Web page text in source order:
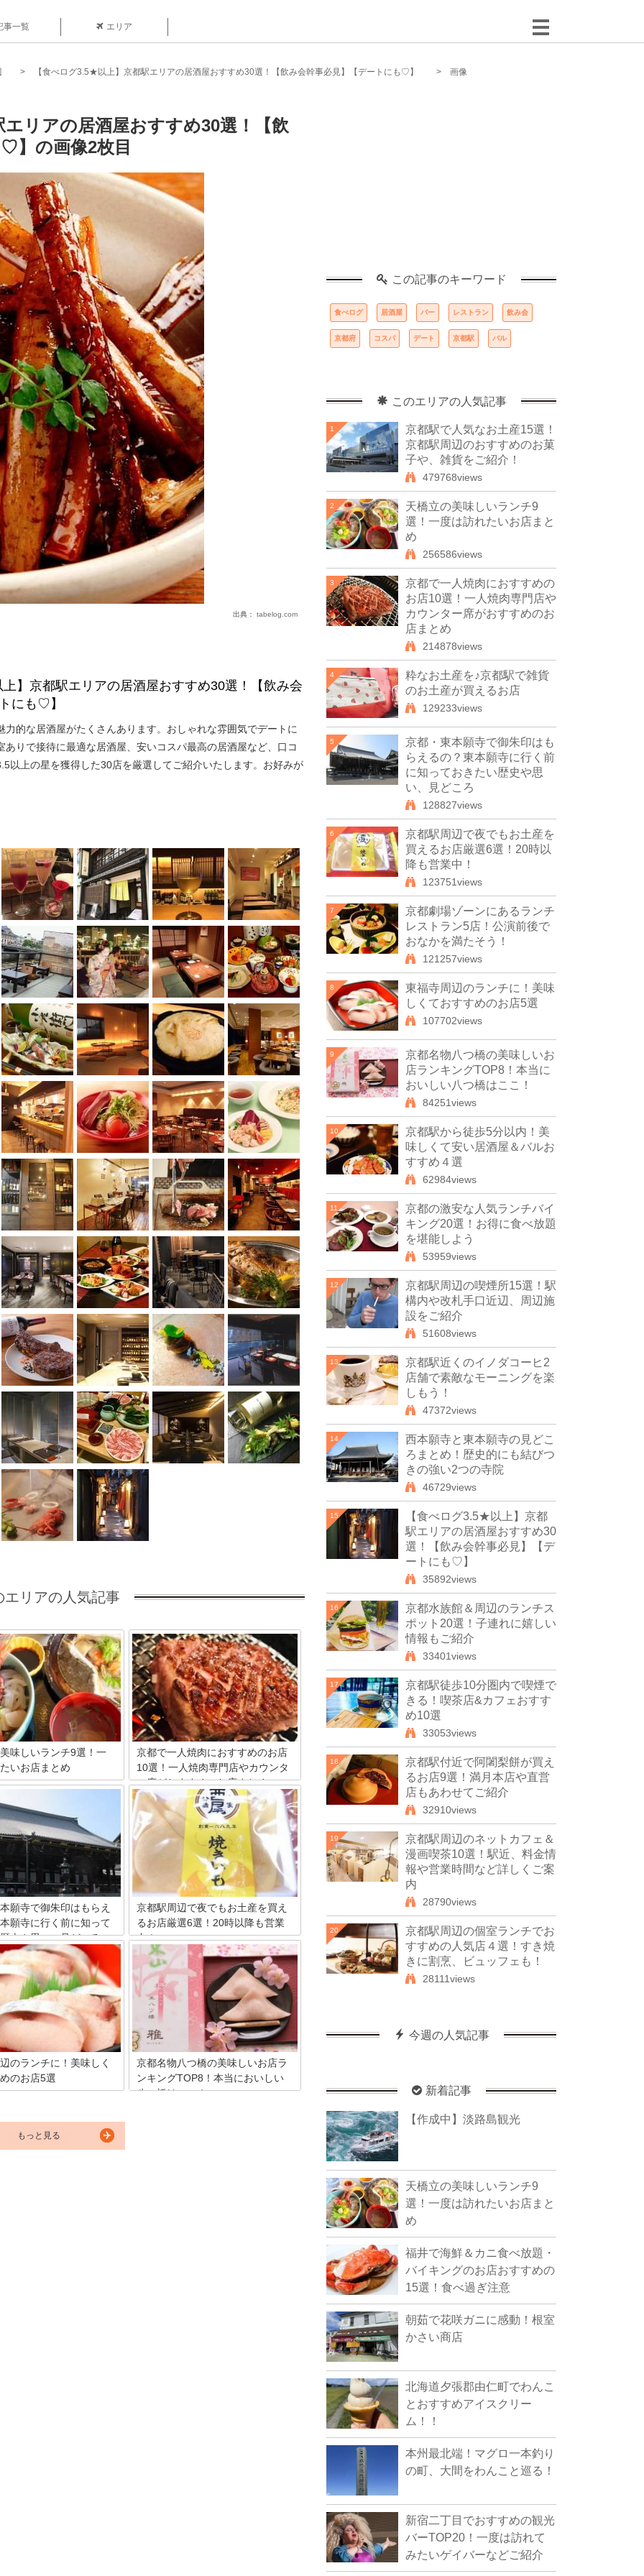
事一覧 エリア
【食べログ3.5★以上】京都駅エリアの居酒屋おすすめ30選！【飲み会幹事必見】【デートにも♡】 画像
リアの居酒屋おすすめ30選！【飲
】の画像2枚目
出典： tabelog.com
】京都駅エリアの居酒屋おすすめ30選！【飲み会
にも♡】
力的な居酒屋がたくさんあります。おしゃれな雰囲気でデートに
ありで接待に最適な居酒屋、安いコスパ最高の居酒屋など、口コ
以上の星を獲得した30店を厳選してご紹介いたします。お好みが
エリアの人気記事
味しいランチ9選！一
いお店まとめ
一つに数えられる天橋立。観
人気です。そんな人気観光
は美味しいランチを味わえ
くさん！そこで今回は、天橋
すすめの美味しいランチを楽
厳選してご紹介します。
京都で一人焼肉におすすめのお店
10選！一人焼肉専門店やカウンタ
ー席がおすすめのお店まとめ
日本有数の観光スポットの京都には、美
味しいグルメがたくさん！もちろん、リ
ーズナブルな価格で焼肉を楽しめるお
店、厳選された黒毛和牛を味わえるお
店、一人焼肉に特化した専門店など、
様々なスタイルのお店で一人焼肉を楽し
めます。ここでは、京都を訪れたら必ず
立ち寄りたい一人焼肉におすすめのお店
をご紹介します。
願寺で御朱印はもらえ
願寺に行く前に知って
史や思い、見どころ
神社に参拝した証しとして
ている方が多いですよね。
を代表するお寺、東本願寺で
もらうことはできません。そ
寺に行く前に知っておきたい
、見どころをご紹介します。
京都駅周辺で夜でもお土産を買え
るお店厳選6選！20時以降も営業
中！
四季折々の景色が美しい京都は国内外問
わず観光客に人気の日本を代表すべき観
光地です。しかし、意外にも駅周辺のお
土産屋さんは20時には大抵閉店してしま
います。今回はそんな方の為に京都駅周
辺で20時以降も営業しているお土産屋さ
んを厳選紹介します。
のランチに！美味しく
のお店5選
、せっかくなら地元で親しま
店に入ってみてほしいもので
今回は、東福寺周辺にある美
京都名物八つ橋の美味しいお店ラ
ンキングTOP8！本当においしい
八つ橋はここ！
もっと見る
この記事のキーワード
食べログ 居酒屋 バー レストラン 飲み会
京都府 コスパ デート 京都駅 バル
このエリアの人気記事
1
京都駅で人気なお土産15選！
京都駅周辺のおすすめのお菓
子や、雑貨をご紹介！
479768views
2
天橋立の美味しいランチ9
選！一度は訪れたいお店まと
め
256586views
3
京都で一人焼肉におすすめの
お店10選！一人焼肉専門店や
カウンター席がおすすめのお
店まとめ
214878views
4
粋なお土産を♪京都駅で雑貨
のお土産が買えるお店
129233views
5
京都・東本願寺で御朱印はも
らえるの？東本願寺に行く前
に知っておきたい歴史や思
い、見どころ
128827views
6
京都駅周辺で夜でもお土産を
買えるお店厳選6選！20時以
降も営業中！
123751views
7
京都劇場ゾーンにあるランチ
レストラン5店！公演前後で
おなかを満たそう！
121257views
8
東福寺周辺のランチに！美味
しくておすすめのお店5選
107702views
9
京都名物八つ橋の美味しいお
店ランキングTOP8！本当に
おいしい八つ橋はここ！
84251views
10
京都駅から徒歩5分以内！美
味しくて安い居酒屋＆バルお
すすめ４選
62984views
11
京都の激安な人気ランチバイ
キング20選！お得に食べ放題
を堪能しよう
53959views
12
京都駅周辺の喫煙所15選！駅
構内や改札手口近辺、周辺施
設をご紹介
51608views
13
京都駅近くのイノダコーヒ2
店舗で素敵なモーニングを楽
しもう！
47372views
14
西本願寺と東本願寺の見どこ
ろまとめ！歴史的にも結びつ
きの強い2つの寺院
46729views
15
【食べログ3.5★以上】京都
駅エリアの居酒屋おすすめ30
選！【飲み会幹事必見】【デ
ートにも♡】
35892views
16
京都水族館＆周辺のランチス
ポット20選！子連れに嬉しい
情報もご紹介
33401views
17
京都駅徒歩10分圏内で喫煙で
きる！喫茶店&カフェおすす
め10選
33053views
18
京都駅付近で阿闍梨餅が買え
るお店9選！満月本店や直営
店もあわせてご紹介
32910views
19
京都駅周辺のネットカフェ＆
漫画喫茶10選！駅近、料金情
報や営業時間など詳しくご案
内
28790views
20
京都駅周辺の個室ランチでお
すすめの人気店４選！すき焼
きに割烹、ビュッフェも！
28111views
今週の人気記事
新着記事
【作成中】淡路島観光
天橋立の美味しいランチ9
選！一度は訪れたいお店まと
め
福井で海鮮＆カニ食べ放題・
バイキングのお店おすすめの
15選！食べ過ぎ注意
朝茹で花咲ガニに感動！根室
かさい商店
北海道夕張郡由仁町でわんこ
とおすすめアイスクリー
ム！！
本州最北端！マグロ一本釣り
の町、大間をわんこと巡る！
新宿二丁目でおすすめの観光
バーTOP20！一度は訪れて
みたいゲイバーなどご紹介